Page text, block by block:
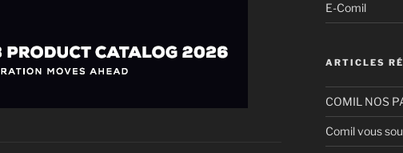
E-Comil
ARTICLES
COMIL NOS
Comil vous